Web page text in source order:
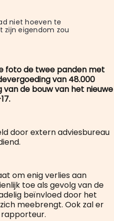
niet hoeven te
zijn eigendom zou
foto de twee panden met
van 48.000
de bouw van het nieuwe
door extern adviesbureau
om enig verlies aan
toe als gevolg van de
beïnvloed door het
meebrengt. Ook zal er